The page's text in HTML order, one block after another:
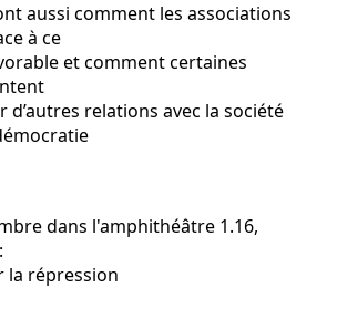
aussi comment les associations
à ce
et comment certaines
d’autres relations avec la société
dans l'amphithéâtre 1.16,
la répression